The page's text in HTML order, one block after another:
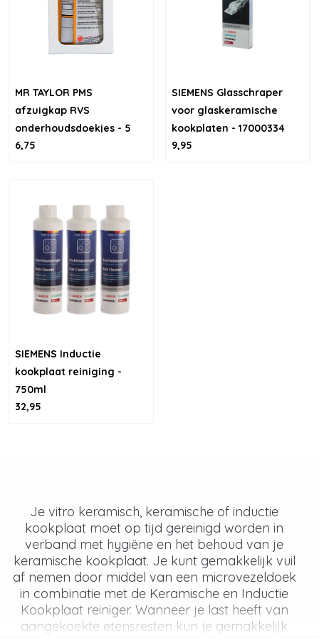
MR TAYLOR PMS
afzuigkap RVS
onderhoudsdoekjes - 5
stuks
6,75
SIEMENS Glasschraper
voor glaskeramische
kookplaten - 17000334
9,95
SIEMENS Inductie
kookplaat reiniging -
750ml
32,95
Je vitro keramisch, keramische of inductie
kookplaat moet op tijd gereinigd worden in
verband met hygiëne en het behoud van je
keramische kookplaat. Je kunt gemakkelijk vuil
af nemen door middel van een microvezeldoek
in combinatie met de Keramische en Inductie
Kookplaat reiniger. Wanneer je last heeft van
aangekoekte etensresten kun je gemakkelijk